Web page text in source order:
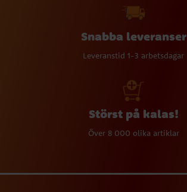
Snabba leveranser
Leveranstid 1-3 arbetsdagar
Störst på kalas!
Över 8 000 olika artiklar